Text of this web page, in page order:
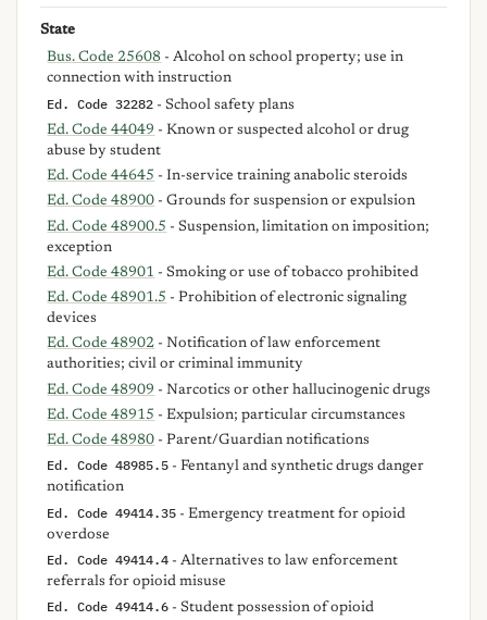
State
Bus. Code 25608 - Alcohol on school property; use in
connection with instruction
Ed. Code 32282 - School safety plans
Ed. Code 44049 - Known or suspected alcohol or drug
abuse by student
Ed. Code 44645 - In-service training anabolic steroids
Ed. Code 48900 - Grounds for suspension or expulsion
Ed. Code 48900.5 - Suspension, limitation on imposition;
exception
Ed. Code 48901 - Smoking or use of tobacco prohibited
Ed. Code 48901.5 - Prohibition of electronic signaling
devices
Ed. Code 48902 - Notification of law enforcement
authorities; civil or criminal immunity
Ed. Code 48909 - Narcotics or other hallucinogenic drugs
Ed. Code 48915 - Expulsion; particular circumstances
Ed. Code 48980 - Parent/Guardian notifications
Ed. Code 48985.5 - Fentanyl and synthetic drugs danger
notification
Ed. Code 49414.35 - Emergency treatment for opioid
overdose
Ed. Code 49414.4 - Alternatives to law enforcement
referrals for opioid misuse
Ed. Code 49414.6 - Student possession of opioid